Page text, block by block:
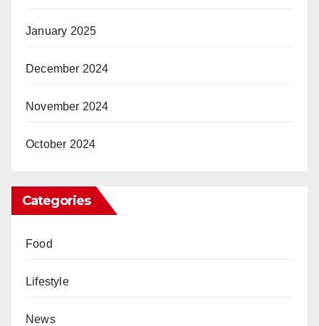
January 2025
December 2024
November 2024
October 2024
Categories
Food
Lifestyle
News